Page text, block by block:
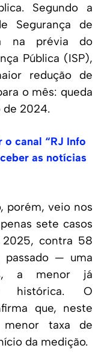
Segundo a
Segurança de
na prévia do
Pública (ISP),
redução de
o mês: queda
de 2024.
o canal “RJ Info
as notícias
porém, veio nos
sete casos
contra 58
passado — uma
a menor já
histórica. O
que, neste
taxa de
da medição.